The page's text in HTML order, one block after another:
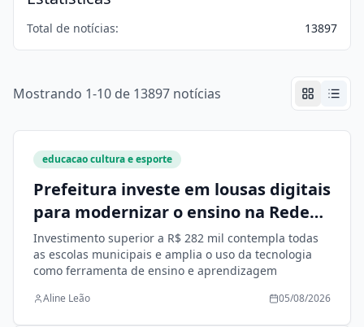
Total de notícias: 13897
Mostrando 1-10 de 13897 notícias
educacao cultura e esporte
Prefeitura investe em lousas digitais
para modernizar o ensino na Rede
Municipal
Investimento superior a R$ 282 mil contempla todas
as escolas municipais e amplia o uso da tecnologia
como ferramenta de ensino e aprendizagem
Aline Leão 05/08/2026